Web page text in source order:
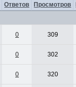
Ответов Просмотров
0 309
0 302
0 320